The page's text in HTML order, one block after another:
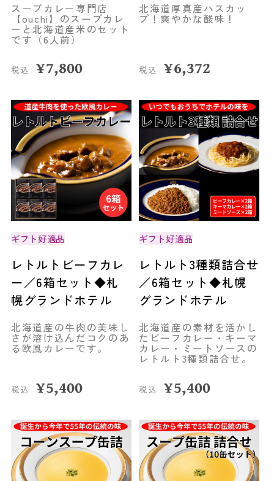
◆mammaCREATIVE
スープカレー専門店
【ouchi】のスープカレ
ーと北海道産米のセット
です（6人前）
税込 ¥7,800
北海道厚真産ハスカッ
プ！爽やかな酸味！
税込 ¥6,372
ギフト好適品
レトルトビーフカレ
ー／6箱セット◆札
幌グランドホテル
北海道産の牛肉の美味し
さが溶け込んだコクのあ
る欧風カレーです。
税込 ¥5,400
ギフト好適品
レトルト3種類詰合せ
／6箱セット◆札幌
グランドホテル
北海道産の素材を活かし
たビーフカレー・キーマ
カレー・ミートソースの
レトルト3種類詰合せ。
税込 ¥5,400